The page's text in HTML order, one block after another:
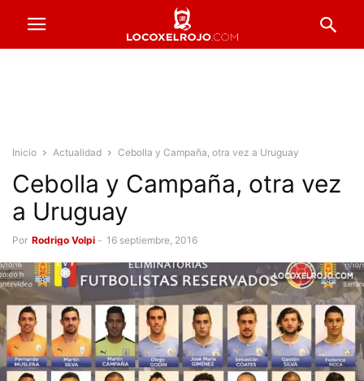
Inicio Actualidad Cebolla y Campaña, otra vez a Uruguay
Cebolla y Campaña, otra vez
a Uruguay
Por Rodrigo Volpi - 16 septiembre, 2016